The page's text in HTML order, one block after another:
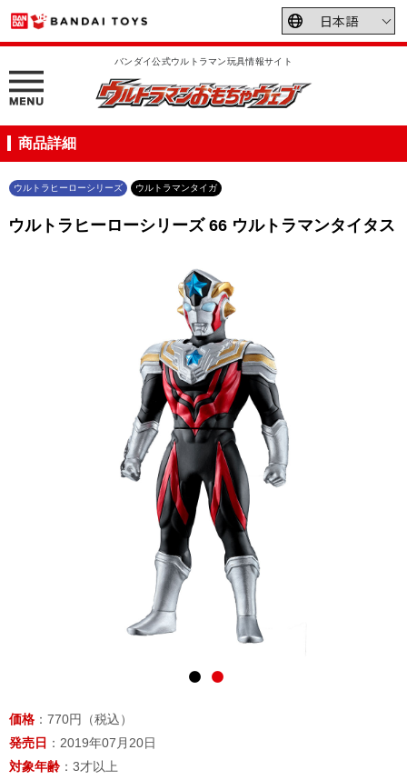
バンダイ公式ウルトラマン玩具情報サイト
商品詳細
ウルトラヒーローシリーズ ウルトラマンタイガ
ウルトラヒーローシリーズ 66 ウルトラマンタイタス
価格 ：770円（税込）
発売日 ：2019年07月20日
対象年齢 ：3才以上